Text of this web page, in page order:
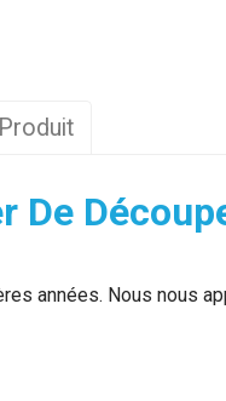
De
années. Nous nous